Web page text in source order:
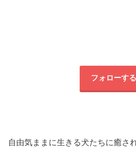
フォローする
自由気ままに生きる犬たちに癒さ